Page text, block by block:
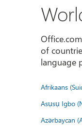
of
language
Afrikaans
Asụsụ Igbo
Azərbaycan